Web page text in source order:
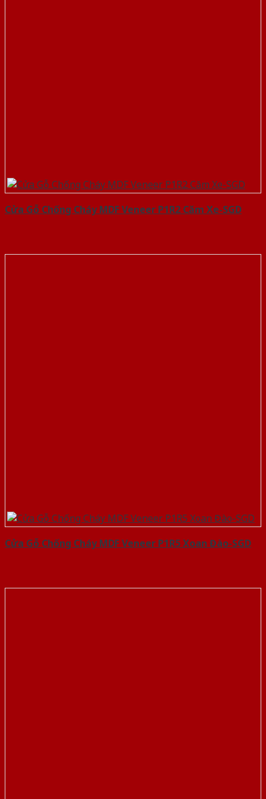
Cửa Gỗ Chống Cháy MDF Veneer P1R2 Căm Xe-SGD
Cửa Gỗ Chống Cháy MDF Veneer P1R5 Xoan Đào-SGD